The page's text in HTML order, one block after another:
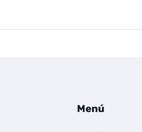
Menú